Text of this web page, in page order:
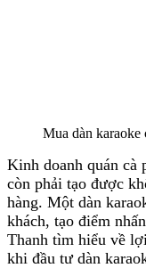
Mua dàn karaoke
Kinh doanh quán cà
còn phải tạo được
hàng. Một dàn
khách, tạo điểm
Thanh tìm hiểu về
khi đầu tư dàn